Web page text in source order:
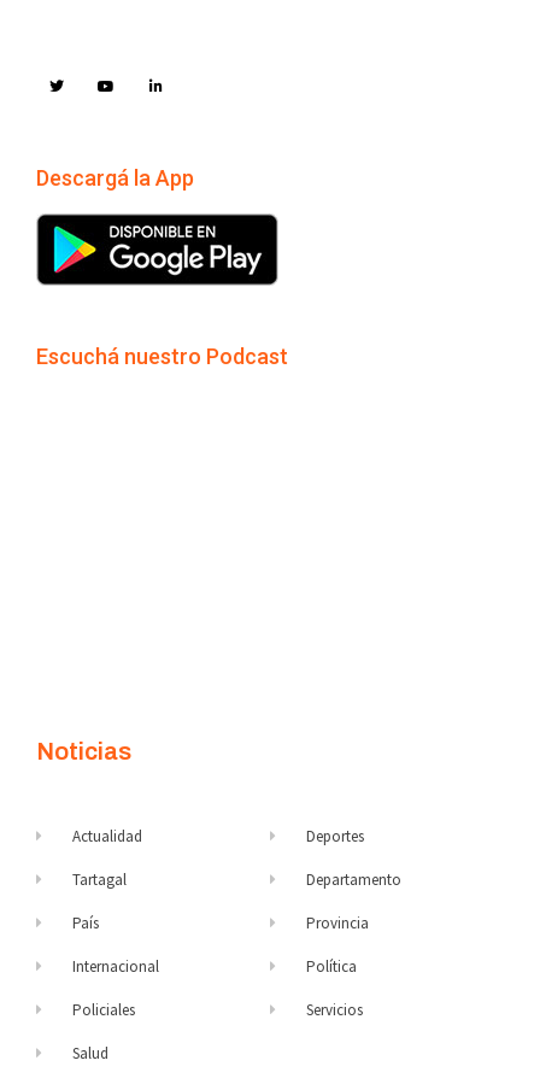
Descargá la App
Escuchá nuestro Podcast
Noticias
Actualidad
Tartagal
País
Internacional
Policiales
Salud
Deportes
Departamento
Provincia
Política
Servicios